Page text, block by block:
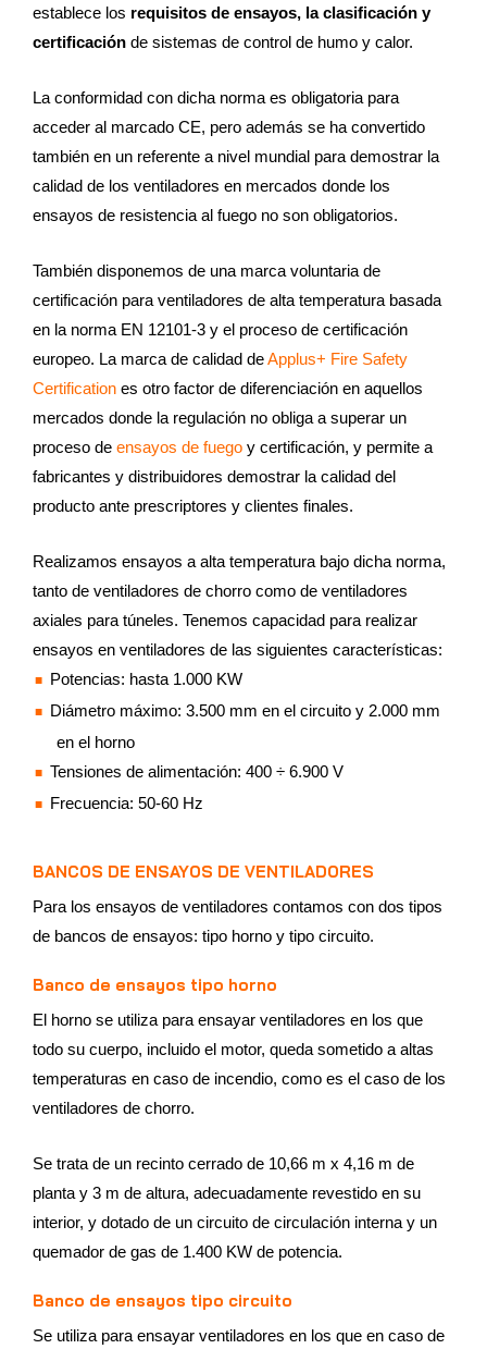
establece los requisitos de ensayos, la clasificación y
certificación de sistemas de control de humo y calor.
La conformidad con dicha norma es obligatoria para
acceder al marcado CE, pero además se ha convertido
también en un referente a nivel mundial para demostrar la
calidad de los ventiladores en mercados donde los
ensayos de resistencia al fuego no son obligatorios.
También disponemos de una marca voluntaria de
certificación para ventiladores de alta temperatura basada
en la norma EN 12101-3 y el proceso de certificación
europeo. La marca de calidad deApplus+ Fire Safety
Certification es otro factor de diferenciación en aquellos
mercados donde la regulación no obliga a superar un
proceso de ensayos de fuego y certificación, y permite a
fabricantes y distribuidores demostrar la calidad del
producto ante prescriptores y clientes finales.
Realizamos ensayos a alta temperatura bajo dicha norma,
tanto de ventiladores de chorro como de ventiladores
axiales para túneles. Tenemos capacidad para realizar
ensayos en ventiladores de las siguientes características:
Potencias: hasta 1.000 KW
Diámetro máximo: 3.500 mm en el circuito y 2.000 mm
en el horno
Tensiones de alimentación: 400 ÷ 6.900 V
Frecuencia: 50-60 Hz
BANCOS DE ENSAYOS DE VENTILADORES
Para los ensayos de ventiladores contamos con dos tipos
de bancos de ensayos: tipo horno y tipo circuito.
Banco de ensayos tipo horno
El horno se utiliza para ensayar ventiladores en los que
todo su cuerpo, incluido el motor, queda sometido a altas
temperaturas en caso de incendio, como es el caso de los
ventiladores de chorro.
Se trata de un recinto cerrado de 10,66 m x 4,16 m de
planta y 3 m de altura, adecuadamente revestido en su
interior, y dotado de un circuito de circulación interna y un
quemador de gas de 1.400 KW de potencia.
Banco de ensayos tipo circuito
Se utiliza para ensayar ventiladores en los que en caso de